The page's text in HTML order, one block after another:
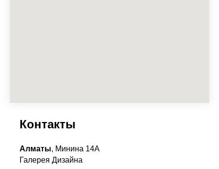
Контакты
Алматы, Минина 14А
Галерея Дизайна